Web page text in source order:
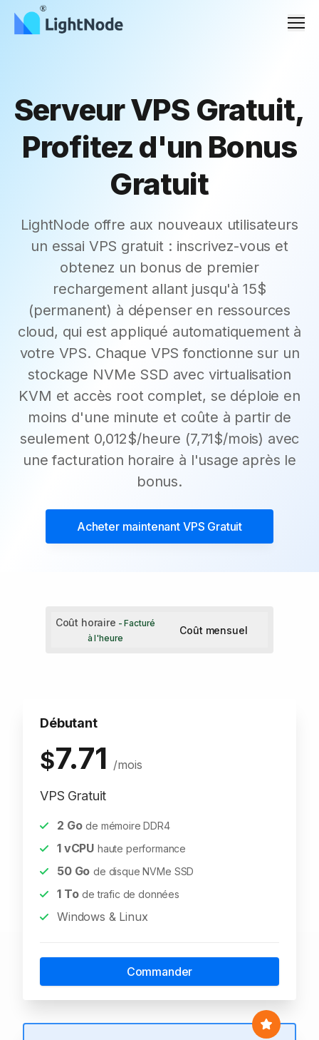
Serveur VPS Gratuit,
Profitez d'un Bonus
Gratuit
LightNode offre aux nouveaux utilisateurs
un essai VPS gratuit : inscrivez-vous et
obtenez un bonus de premier
rechargement allant jusqu'à 15$
(permanent) à dépenser en ressources
cloud, qui est appliqué automatiquement à
votre VPS. Chaque VPS fonctionne sur un
stockage NVMe SSD avec virtualisation
KVM et accès root complet, se déploie en
moins d'une minute et coûte à partir de
seulement 0,012$/heure (7,71$/mois) avec
une facturation horaire à l'usage après le
bonus.
Acheter maintenant VPS Gratuit
Coût horaire - Facturé
à l'heure
Coût mensuel
Débutant
$7.71 /mois
VPS Gratuit
2 Go de mémoire DDR4
1vCPU haute performance
50Go de disque NVMe SSD
1To de trafic de données
Windows & Linux
Commander